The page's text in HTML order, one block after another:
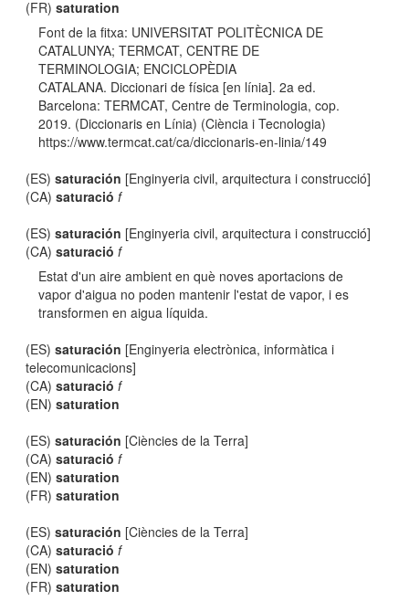
(FR)saturation
Font de la fitxa: UNIVERSITAT POLITÈCNICA DE
CATALUNYA; TERMCAT, CENTRE DE
TERMINOLOGIA; ENCICLOPÈDIA
CATALANA. Diccionari de física [en línia]. 2a ed.
Barcelona: TERMCAT, Centre de Terminologia, cop.
2019. (Diccionaris en Línia) (Ciència i Tecnologia)
https://www.termcat.cat/ca/diccionaris-en-linia/149
(ES)saturación [Enginyeria civil, arquitectura i construcció]
(CA)saturació f
(ES)saturación [Enginyeria civil, arquitectura i construcció]
(CA)saturació f
Estat d'un aire ambient en què noves aportacions de
vapor d'aigua no poden mantenir l'estat de vapor, i es
transformen en aigua líquida.
(ES)saturación [Enginyeria electrònica, informàtica i
telecomunicacions]
(CA)saturació f
(EN)saturation
(ES)saturación [Ciències de la Terra]
(CA)saturació f
(EN)saturation
(FR)saturation
(ES)saturación [Ciències de la Terra]
(CA)saturació f
(EN)saturation
(FR)saturation